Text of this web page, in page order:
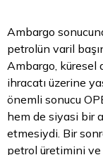
Ambargo
petrolün varil
Ambargo, küresel
ihracatı üzerine
önemli sonucu
hem de siyasi bir
etmesiydi. Bir
petrol üretimini